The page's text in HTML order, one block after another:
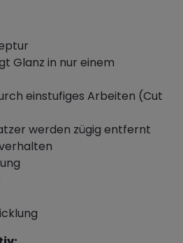
Glanz in nur einem
einstufiges Arbeiten (Cut
werden zügig entfernt